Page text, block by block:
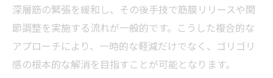
深層筋の緊張を緩和し、その後手技で筋膜リリースや関
節調整を実施する流れが一般的です。こうした複合的な
アプローチにより、一時的な軽減だけでなく、ゴリゴリ
感の根本的な解消を目指すことが可能となります。